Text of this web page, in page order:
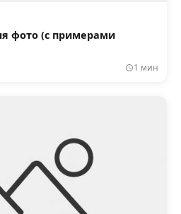
фото (с примерами
1 мин